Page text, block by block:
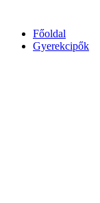
Főoldal
Gyerekcipők